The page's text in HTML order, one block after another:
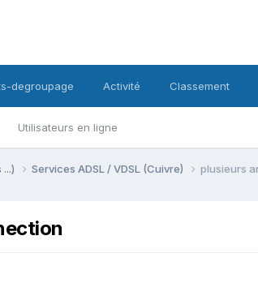
Utilisateurs en ligne
degroupage Activité Classement
Services ADSL / VDSL (Cuivre) plusieurs